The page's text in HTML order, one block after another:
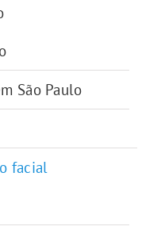
São Paulo
facial